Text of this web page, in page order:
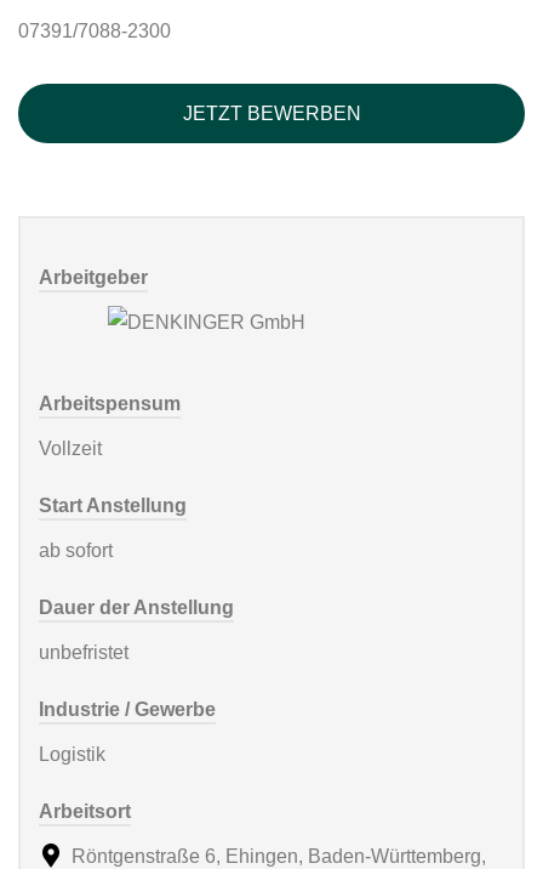
07391/7088-2300
JETZT BEWERBEN
Arbeitgeber
Arbeitspensum
Vollzeit
Start Anstellung
ab sofort
Dauer der Anstellung
unbefristet
Industrie / Gewerbe
Logistik
Arbeitsort
Röntgenstraße 6, Ehingen, Baden-Württemberg,